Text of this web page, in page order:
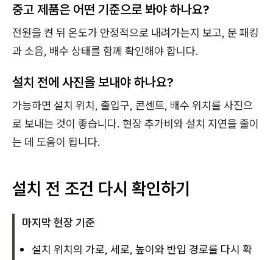
중고 제품은 어떤 기준으로 봐야 하나요?
전원을 켠 뒤 온도가 안정적으로 내려가는지 보고, 문 패킹
과 소음, 배수 상태를 함께 확인해야 합니다.
설치 전에 사진을 보내야 하나요?
가능하면 설치 위치, 출입구, 콘센트, 배수 위치를 사진으
로 보내는 것이 좋습니다. 현장 추가비와 설치 지연을 줄이
는 데 도움이 됩니다.
설치 전 조건 다시 확인하기
마지막 현장 기준
설치 위치의 가로, 세로, 높이와 반입 경로를 다시 확